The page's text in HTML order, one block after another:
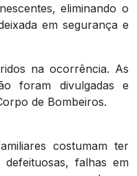
eliminando o
em segurança e
na ocorrência. As
foram divulgadas e
de Bombeiros.
costumam ter
falhas em